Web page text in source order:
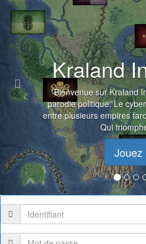
Kraland
Bienvenue sur Kraland
parodie politique. Le
entre plusieurs empires
Qui
Jouez